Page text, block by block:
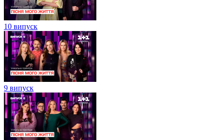
10 випуск
9 випуск